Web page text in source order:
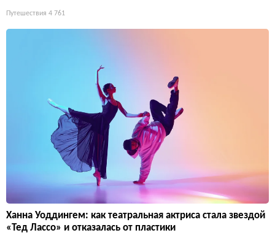
Путешествия 4 761
Ханна Уоддингем: как театральная актриса стала звездой
«Тед Лассо» и отказалась от пластики